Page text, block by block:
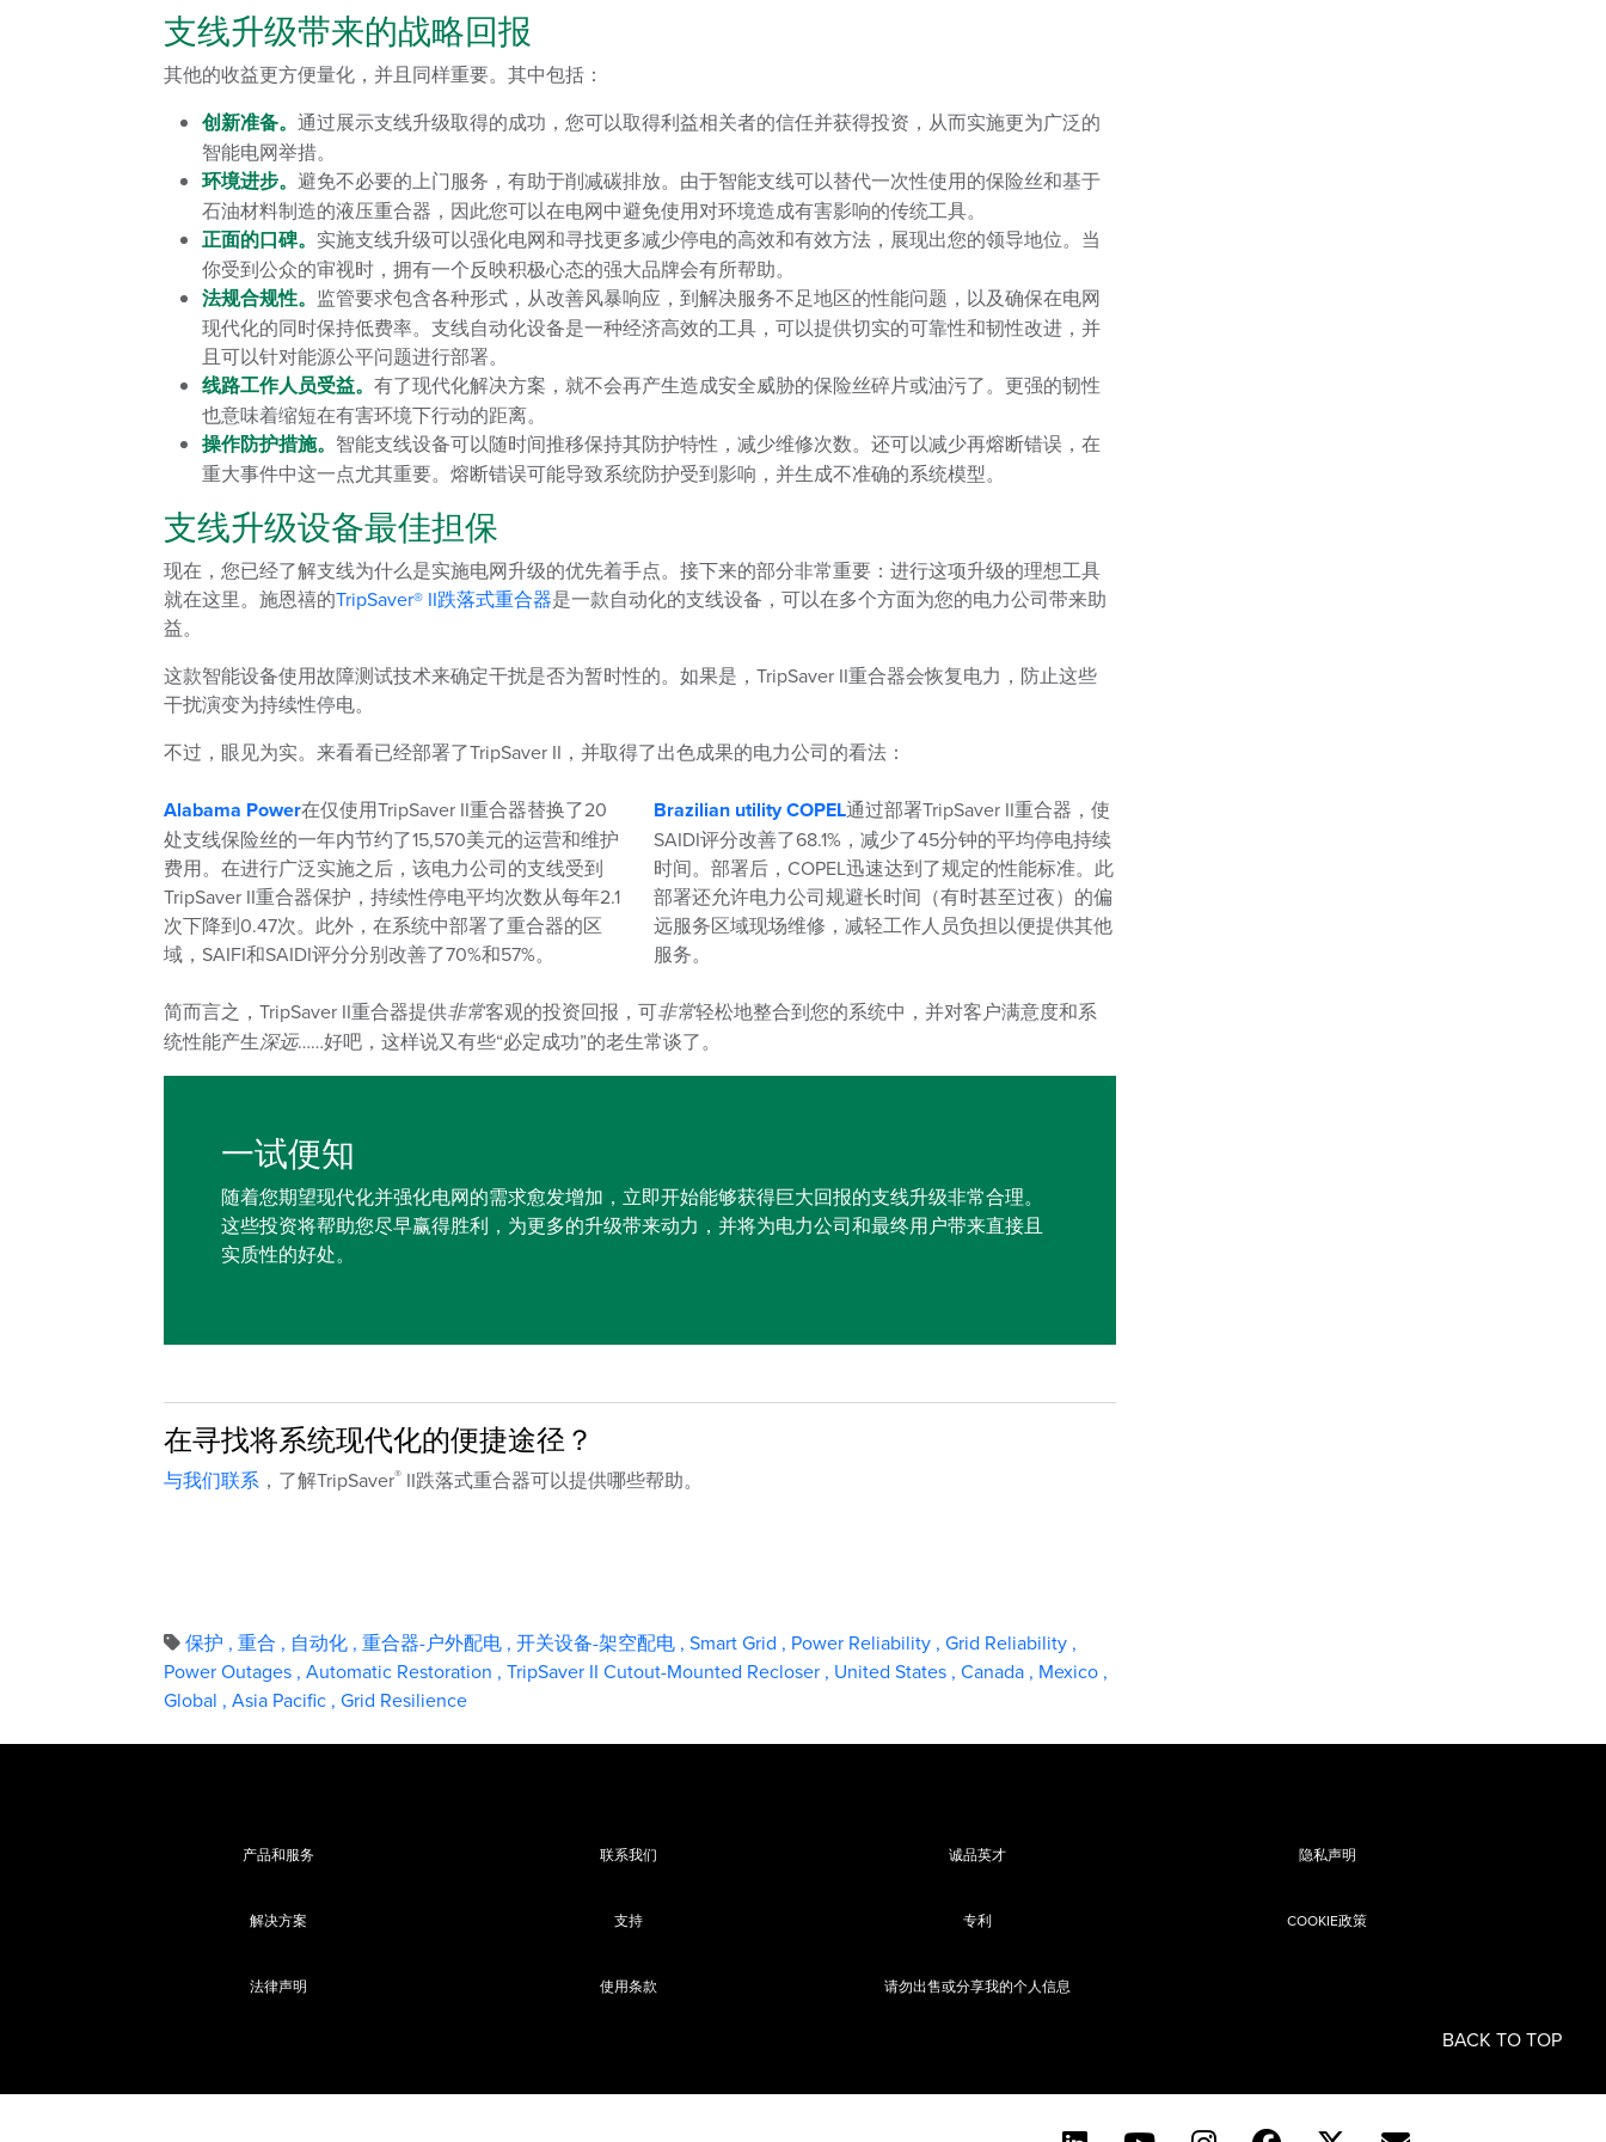
BACK TO TOP
支线升级带来的战略回报
其他的收益更方便量化，并且同样重要。其中包括：
创新准备。 通过展示支线升级取得的成功，您可以取得利益相关者的信任并获得投资，从而实施更为广泛的
智能电网举措。
环境进步。 避免不必要的上门服务，有助于削减碳排放。由于智能支线可以替代一次性使用的保险丝和基于
石油材料制造的液压重合器，因此您可以在电网中避免使用对环境造成有害影响的传统工具。
正面的口碑。 实施支线升级可以强化电网和寻找更多减少停电的高效和有效方法，展现出您的领导地位。当
你受到公众的审视时，拥有一个反映积极心态的强大品牌会有所帮助。
法规合规性。 监管要求包含各种形式，从改善风暴响应，到解决服务不足地区的性能问题，以及确保在电网
现代化的同时保持低费率。支线自动化设备是一种经济高效的工具，可以提供切实的可靠性和韧性改进，并
且可以针对能源公平问题进行部署。
线路工作人员受益。 有了现代化解决方案，就不会再产生造成安全威胁的保险丝碎片或油污了。更强的韧性
也意味着缩短在有害环境下行动的距离。
操作防护措施。 智能支线设备可以随时间推移保持其防护特性，减少维修次数。还可以减少再熔断错误，在
重大事件中这一点尤其重要。熔断错误可能导致系统防护受到影响，并生成不准确的系统模型。
支线升级设备最佳担保
现在，您已经了解支线为什么是实施电网升级的优先着手点。接下来的部分非常重要：进行这项升级的理想工具
就在这里。施恩禧的TripSaver® II跌落式重合器是一款自动化的支线设备，可以在多个方面为您的电力公司带来助
益。
这款智能设备使用故障测试技术来确定干扰是否为暂时性的。如果是，TripSaver II重合器会恢复电力，防止这些
干扰演变为持续性停电。
不过，眼见为实。来看看已经部署了TripSaver II，并取得了出色成果的电力公司的看法：
Alabama Power在仅使用TripSaver II重合器替换了20
处支线保险丝的一年内节约了15,570美元的运营和维护
费用。在进行广泛实施之后，该电力公司的支线受到
TripSaver II重合器保护，持续性停电平均次数从每年2.1
次下降到0.47次。此外，在系统中部署了重合器的区
域，SAIFI和SAIDI评分分别改善了70%和57%。
Brazilian utility COPEL通过部署TripSaver II重合器，使
SAIDI评分改善了68.1%，减少了45分钟的平均停电持续
时间。部署后，COPEL迅速达到了规定的性能标准。此
部署还允许电力公司规避长时间（有时甚至过夜）的偏
远服务区域现场维修，减轻工作人员负担以便提供其他
服务。
简而言之，TripSaver II重合器提供非常客观的投资回报，可非常轻松地整合到您的系统中，并对客户满意度和系
统性能产生深远……好吧，这样说又有些“必定成功”的老生常谈了。
一试便知
随着您期望现代化并强化电网的需求愈发增加，立即开始能够获得巨大回报的支线升级非常合理。
这些投资将帮助您尽早赢得胜利，为更多的升级带来动力，并将为电力公司和最终用户带来直接且
实质性的好处。
在寻找将系统现代化的便捷途径？
与我们联系 ，了解TripSaver® II跌落式重合器可以提供哪些帮助。
保护 , 重合 , 自动化 , 重合器-户外配电 , 开关设备-架空配电 , Smart Grid , Power Reliability , Grid Reliability ,
Power Outages , Automatic Restoration , TripSaver II Cutout-Mounted Recloser , United States , Canada , Mexico ,
Global , Asia Pacific , Grid Resilience
产品和服务
解决方案
联系我们
支持
诚品英才
专利
隐私声明
COOKIE政策
法律声明 使用条款 请勿出售或分享我的个人信息